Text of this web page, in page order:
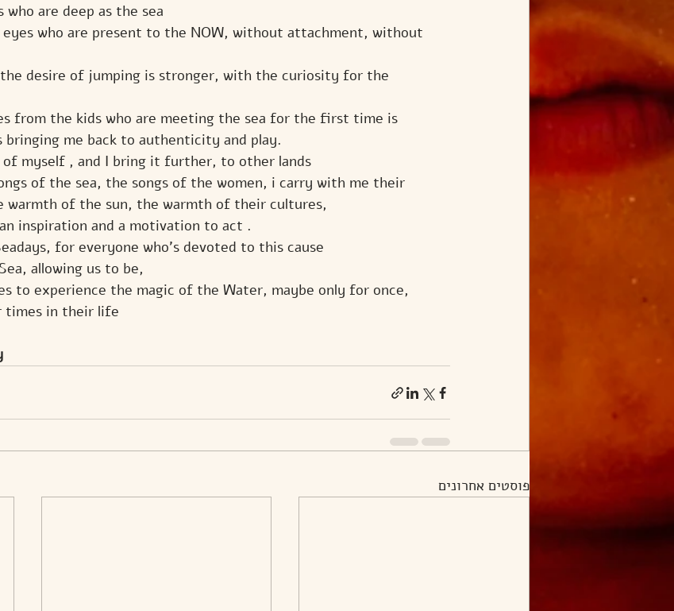
who are deep as the sea
eyes who are present to the NOW, without attachment, without
desire of jumping is stronger, with the curiosity for the
from the kids who are meeting the sea for the first time is
me back to authenticity and play.
myself , and I bring it further, to other lands
of the sea, the songs of the women, i carry with me their
warmth of the sun, the warmth of their cultures,
inspiration and a motivation to act .
for everyone who's devoted to this cause
allowing us to be,
to experience the magic of the Water, maybe only for once,
times in their life
פוסטים אחרונים